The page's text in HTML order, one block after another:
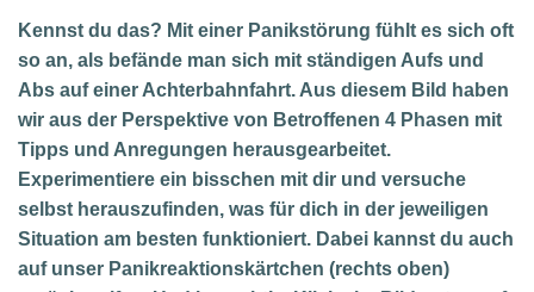
Kennst du das? Mit einer Panikstörung fühlt es sich oft
so an, als befände man sich mit ständigen Aufs und
Abs auf einer Achterbahnfahrt. Aus diesem Bild haben
wir aus der Perspektive von Betroffenen 4 Phasen mit
Tipps und Anregungen herausgearbeitet.
Experimentiere ein bisschen mit dir und versuche
selbst herauszufinden, was für dich in der jeweiligen
Situation am besten funktioniert. Dabei kannst du auch
auf unser Panikreaktionskärtchen (rechts oben)